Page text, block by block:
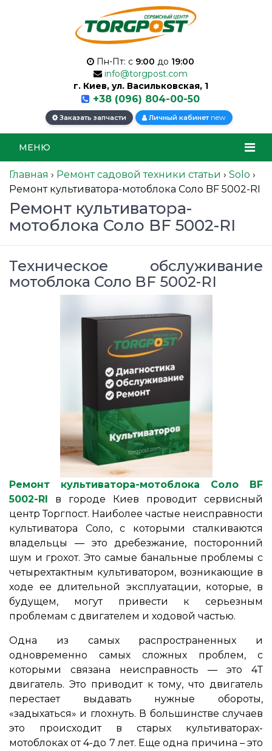
Пн-Пт: с 9:00 до 19:00
info@torgpost.com
г. Киев, ул. Васильковская, 1
+38 (096) 804-00-50
Заказать запчасти Личный кабинет new
МЕНЮ
Главная › Ремонт садовой техники статьи › Solo ›
Ремонт культиватора-мотоблока Соло BF 5002-RI
Ремонт культиватора-
мотоблока Соло BF 5002-RI
Техническое обслуживание
мотоблока Соло BF 5002-RI
Ремонт культиватора-мотоблока Соло BF
5002-RI
в городе Киев проводит сервисный
центр Торгпост. Наиболее частые неисправности
культиватора Соло, с которыми сталкиваются
владельцы ― это дребезжание, посторонний
шум и грохот. Это самые банальные проблемы с
четырехтактным культиватором, возникающие в
ходе ее длительной эксплуатации, которые, в
будущем, могут привести к серьезным
проблемам с двигателем и ходовой частью.
Одна из самых распространенных и
одновременно самых сложных проблем, с
которыми связана неисправность ― это 4Т
двигатель. Это приводит к тому, что двигатель
перестает выдавать нужные обороты,
«задыхаться» и глохнуть. В большинстве случаев
это происходит в старых культиваторах-
мотоблоках от 4-до 7 лет. Еще одна причина – это